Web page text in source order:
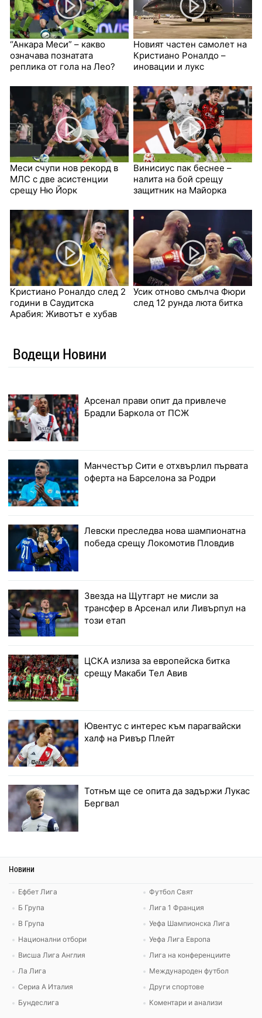
“Анкара Меси” – какво
означава познатата
реплика от гола на Лео?
Новият частен самолет на
Кристиано Роналдо –
иновации и лукс
Меси счупи нов рекорд в
МЛС с две асистенции
срещу Ню Йорк
Винисиус пак беснее –
налита на бой срещу
защитник на Майорка
Кристиано Роналдо след 2
години в Саудитска
Арабия: Животът е хубав
Усик отново смълча Фюри
след 12 рунда люта битка
Водещи Новини
Арсенал прави опит да привлече
Брадли Баркола от ПСЖ
Манчестър Сити е отхвърлил първата
оферта на Барселона за Родри
Левски преследва нова шампионатна
победа срещу Локомотив Пловдив
Звезда на Щутгарт не мисли за
трансфер в Арсенал или Ливърпул на
този етап
ЦСКА излиза за европейска битка
срещу Макаби Тел Авив
Ювентус с интерес към парагвайски
халф на Ривър Плейт
Тотнъм ще се опита да задържи Лукас
Бергвал
Новини
Ефбет Лига
Б Група
В Група
Национални отбори
Висша Лига Англия
Ла Лига
Сериа А Италия
Бундеслига
Футбол Свят
Лига 1 Франция
Уефа Шампионска Лига
Уефа Лига Европа
Лига на конференциите
Международен футбол
Други спортове
Коментари и анализи